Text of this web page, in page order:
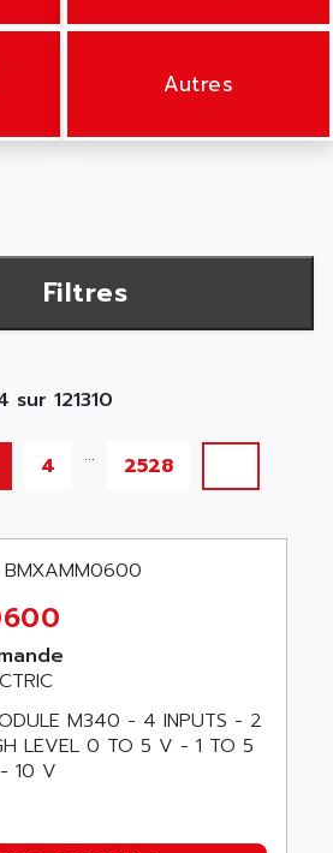
Autres
Filtres
sur 121310
4 ... 2528
M340 - 4 INPUTS - 2
LEVEL 0 TO 5 V - 1 TO 5
10 V